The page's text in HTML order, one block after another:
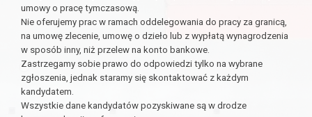
umowy o pracę tymczasową.
Nie oferujemy prac w ramach oddelegowania do pracy za granicą,
na umowę zlecenie, umowę o dzieło lub z wypłatą wynagrodzenia
w sposób inny, niż przelew na konto bankowe.
Zastrzegamy sobie prawo do odpowiedzi tylko na wybrane
zgłoszenia, jednak staramy się skontaktować z każdym
kandydatem.
Wszystkie dane kandydatów pozyskiwane są w drodze